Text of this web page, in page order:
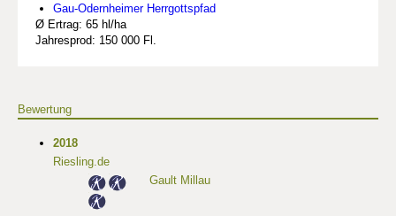
Gau-Odernheimer Herrgottspfad
Ø Ertrag: 65 hl/ha
Jahresprod: 150 000 Fl.
Bewertung
2018
Riesling.de
Gault Millau